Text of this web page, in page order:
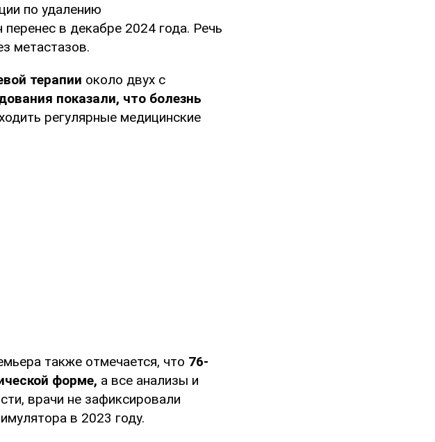
по удалению
в декабре 2024 года. Речь
метастазов.
терапии около двух с
показали, что болезнь
регулярные медицинские
также отмечается, что 76-
форме, а все анализы и
врачи не зафиксировали
в 2023 году.